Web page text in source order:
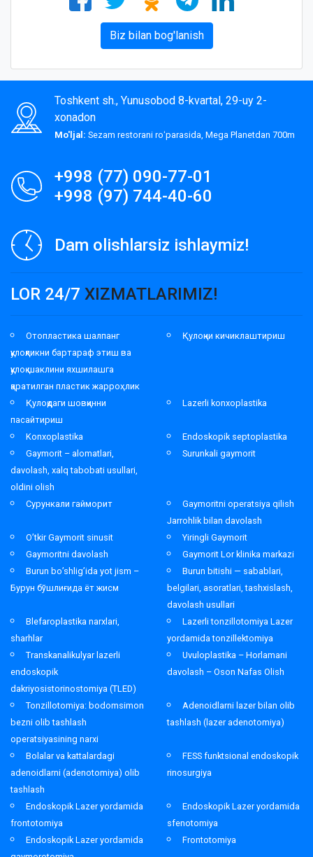
Biz bilan bog'lanish
Toshkent sh., Yunusobod 8-kvartal, 29-uy 2-
xonadon
Mo'ljal: Sezam restorani roʻparasida, Mega Planetdan 700m
+998 (77) 090-77-01
+998 (97) 744-40-60
Dam olishlarsiz ishlaymiz!
LOR 24/7 XIZMATLARIMIZ!
Отопластика шалпанг
қулоқликни бартараф этиш ва
қулоқ шаклини яхшилашга
қаратилган пластик жарроҳлик
Қулоқни кичиклаштириш
Қулоқдаги шовқинни
пасайтириш
Lazerli konxoplastika
Konxoplastika
Endoskopik septoplastika
Gaymorit – alomatlari,
davolash, xalq tabobati usullari,
oldini olish
Surunkali gaymorit
Сурункали гайморит
Gaymoritni operatsiya qilish
Jarrohlik bilan davolash
O’tkir Gaymorit sinusit
Yiringli Gaymorit
Gaymoritni davolash
Gaymorit Lor klinika markazi
Burun bo’shlig’ida yot jism –
Бурун бўшлиғида ёт жисм
Burun bitishi — sabablari,
belgilari, asoratlari, tashxislash,
davolash usullari
Blefaroplastika narxlari,
sharhlar
Lazerli tonzillotomiya Lazer
yordamida tonzillektomiya
Transkanalikulyar lazerli
endoskopik
dakriyosistorinostomiya (TLED)
Uvuloplastika – Horlamani
davolash – Oson Nafas Olish
Tonzillotomiya: bodomsimon
bezni olib tashlash
operatsiyasining narxi
Adenoidlarni lazer bilan olib
tashlash (lazer adenotomiya)
Bolalar va kattalardagi
adenoidlarni (adenotomiya) olib
tashlash
FESS funktsional endoskopik
rinosurgiya
Endoskopik Lazer yordamida
frontotomiya
Endoskopik Lazer yordamida
sfenotomiya
Endoskopik Lazer yordamida
Frontotomiya